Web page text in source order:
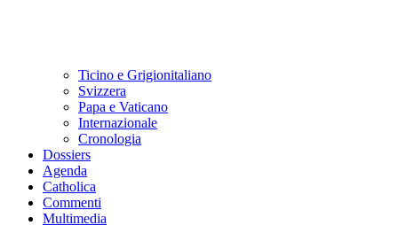
Ticino e Grigionitaliano
Svizzera
Papa e Vaticano
Internazionale
Cronologia
Dossiers
Agenda
Catholica
Commenti
Multimedia